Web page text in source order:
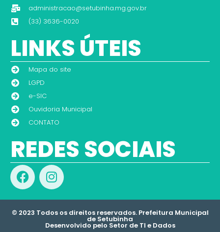
administracao@setubinha.mg.gov.br
(33) 3636-0020
LINKS ÚTEIS
Mapa do site
LGPD
e-SIC
Ouvidoria Municipal
CONTATO
REDES SOCIAIS
© 2023 Todos os direitos reservados. Prefeitura Municipal
de Setubinha
Desenvolvido pelo Setor de TI e Dados